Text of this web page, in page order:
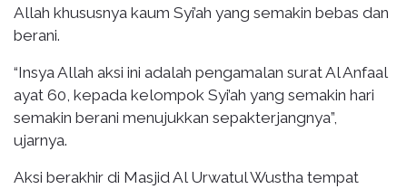
Allah khususnya kaum Syi’ah yang semakin bebas dan
berani.
“Insya Allah aksi ini adalah pengamalan surat Al Anfaal
ayat 60, kepada kelompok Syi’ah yang semakin hari
semakin berani menujukkan sepakterjangnya”,
ujarnya.
Aksi berakhir di Masjid Al Urwatul Wustha tempat